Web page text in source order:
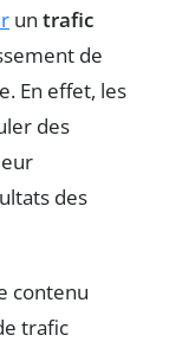
un trafic
de
En effet, les
des
des
contenu
trafic